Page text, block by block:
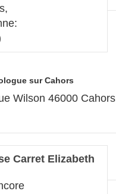
sur Cahors
Wilson 46000 Cahors
Carret Elizabeth